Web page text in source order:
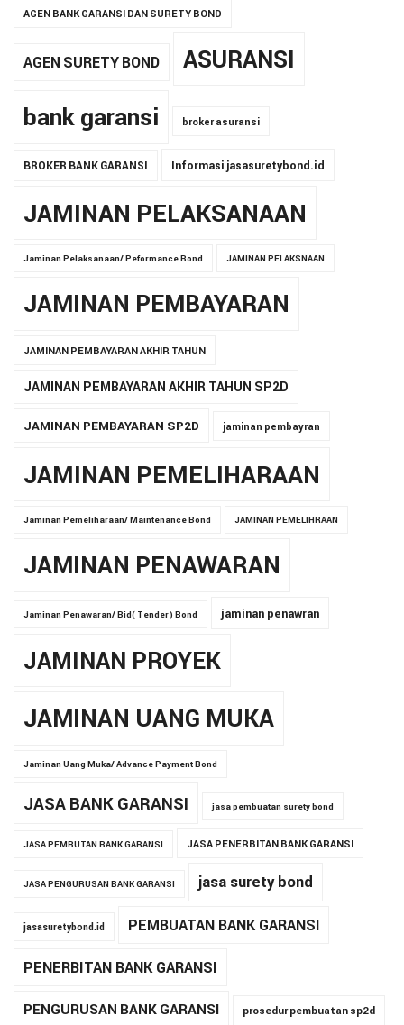
AGEN BANK GARANSI DAN SURETY BOND
AGEN SURETY BOND
ASURANSI
bank garansi
broker asuransi
BROKER BANK GARANSI Informasi jasasuretybond.id
JAMINAN PELAKSANAAN
Jaminan Pelaksanaan/ Peformance Bond JAMINAN PELAKSNAAN
JAMINAN PEMBAYARAN
JAMINAN PEMBAYARAN AKHIR TAHUN
JAMINAN PEMBAYARAN AKHIR TAHUN SP2D
JAMINAN PEMBAYARAN SP2D jaminan pembayran
JAMINAN PEMELIHARAAN
Jaminan Pemeliharaan/ Maintenance Bond JAMINAN PEMELIHRAAN
JAMINAN PENAWARAN
Jaminan Penawaran/ Bid( Tender) Bond jaminan penawran
JAMINAN PROYEK
JAMINAN UANG MUKA
Jaminan Uang Muka/ Advance Payment Bond
JASA BANK GARANSI jasa pembuatan surety bond
JASA PEMBUTAN BANK GARANSI JASA PENERBITAN BANK GARANSI
JASA PENGURUSAN BANK GARANSI jasa surety bond
jasasuretybond.id PEMBUATAN BANK GARANSI
PENERBITAN BANK GARANSI
PENGURUSAN BANK GARANSI prosedur pembuatan sp2d